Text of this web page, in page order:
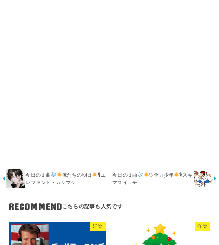
今日の１曲 俺たちの明日
🎙エ
レファント・カシマシ
今日の１曲 ♡全力少年
🎙スキ
マスイッチ
RECOMMEND
洋楽 洋楽